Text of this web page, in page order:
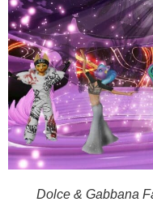
Dolce & Gabbana